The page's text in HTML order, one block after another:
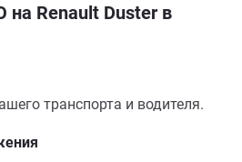
Renault Duster в
транспорта и водителя.